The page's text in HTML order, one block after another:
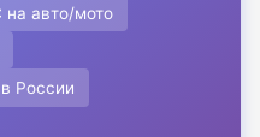
авто/мото
России